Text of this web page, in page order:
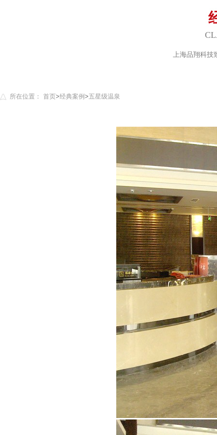
上海品翔科技
所在位置： 首页>经典案例 >五星级温泉